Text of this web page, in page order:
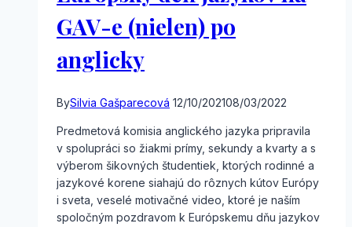
GAV-e (nielen) po
anglicky
BySilvia Gašparecová 12/10/202108/03/2022
Predmetová komisia anglického jazyka pripravila
v spolupráci so žiakmi prímy, sekundy a kvarty a s
výberom šikovných študentiek, ktorých rodinné a
jazykové korene siahajú do rôznych kútov Európy
i sveta, veselé motivačné video, ktoré je naším
spoločným pozdravom k Európskemu dňu jazykov